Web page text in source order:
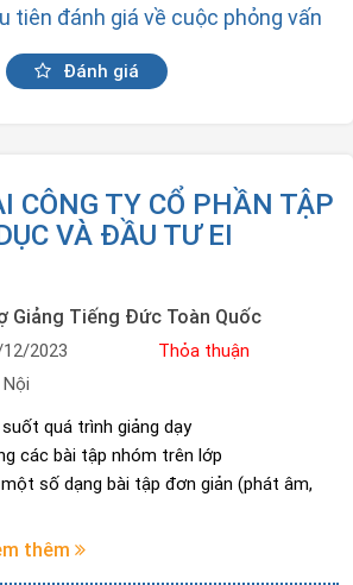
tiên đánh giá về cuộc phỏng vấn
Đánh giá
CÔNG TY CỔ PHẦN TẬP
VÀ ĐẦU TƯ EI
Giảng Tiếng Đức Toàn Quốc
2023
Thỏa thuận
quá trình giảng dạy
các bài tập nhóm trên lớp
số dạng bài tập đơn giản (phát âm,
thêm